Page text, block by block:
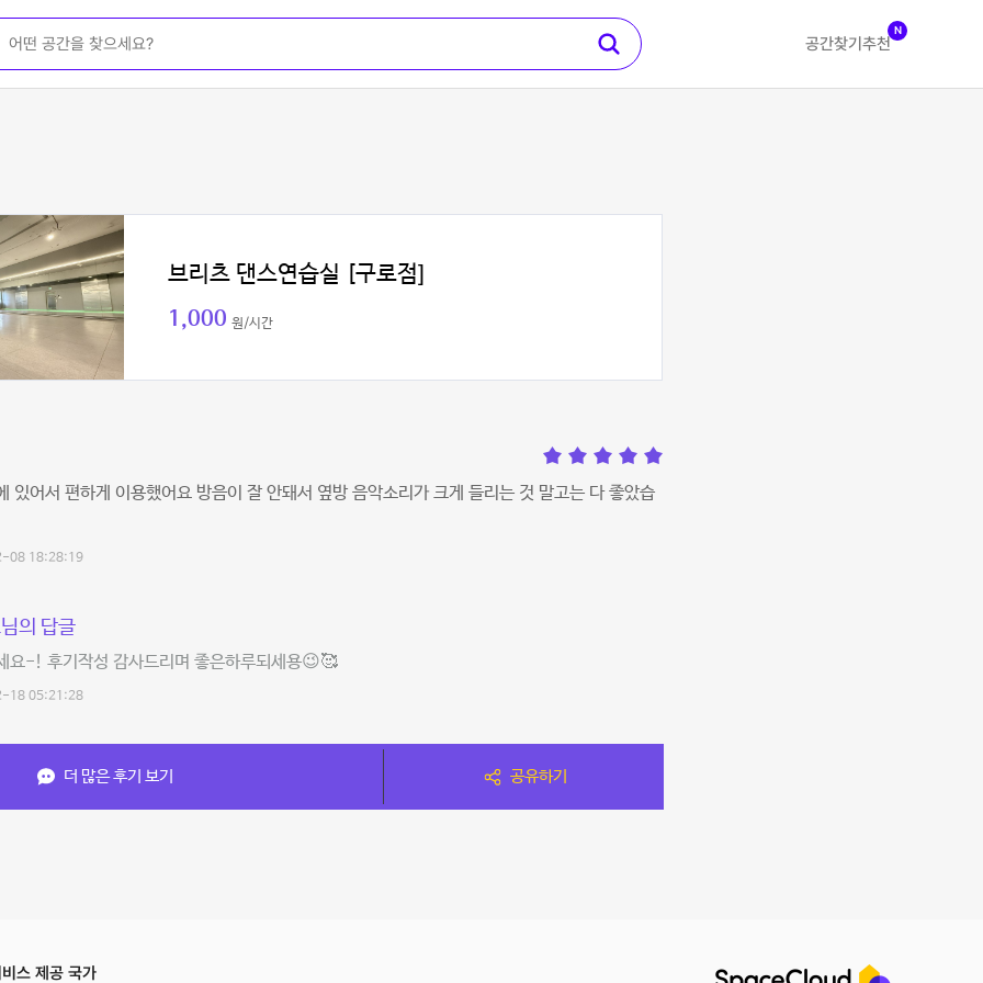
공간찾기 추천
N
브리츠 댄스연습실 [구로점]
1,000 원/시간
있어서 편하게 이용했어요 방음이 잘 안돼서 옆방 음악소리가 크게 들리는 것 말고는 다 좋았습
08 18:28:19
의 답글
요-! 후기작성 감사드리며 좋은하루되세용😉🥰
18 05:21:28
더 많은 후기 보기 공유하기
스 제공 국가